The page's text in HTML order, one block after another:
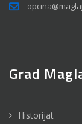
Grad
Historijat